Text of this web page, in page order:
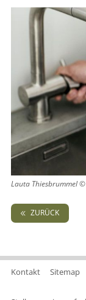
Lauta Thiesbrummel
ZURÜCK
Kontakt Sitemap